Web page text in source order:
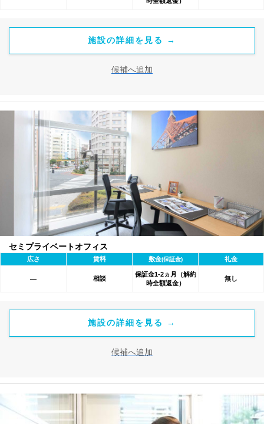
施設の詳細を見る →
候補へ追加
セミプライベートオフィス
広さ 賃料 敷金(保証金) 礼金
― 相談
保証金1-2ヵ月（解約
時全額返金）
無し
施設の詳細を見る →
候補へ追加